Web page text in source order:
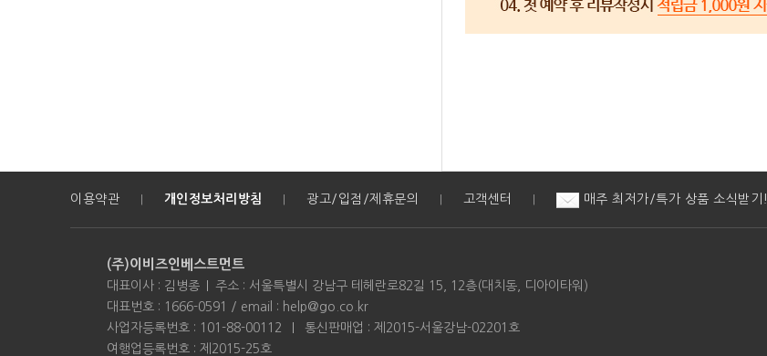
이용약관 개인정보처리방침 광고/입점/제휴문의 고객센터 매주 최저가/특가 상품 소식받기!
(주)이비즈인베스트먼트
대표이사 : 김병종
주소 : 서울특별시 강남구 테헤란로82길 15, 12층(대치동, 디아이타워)
대표번호 : 1666-0591 / email : help@go.co.kr
사업자등록번호 : 101-88-00112
통신판매업 : 제2015-서울강남-02201호
여행업등록번호 : 제2015-25호